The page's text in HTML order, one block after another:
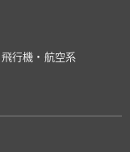
飛行機・航空系